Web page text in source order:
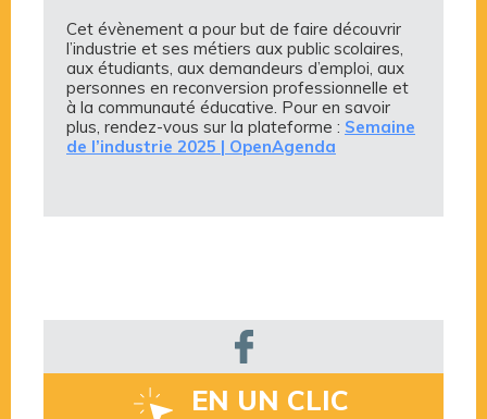
Cet évènement a pour but de faire découvrir
l’industrie et ses métiers aux public scolaires,
aux étudiants, aux demandeurs d’emploi, aux
personnes en reconversion professionnelle et
à la communauté éducative. Pour en savoir
plus, rendez-vous sur la plateforme : Semaine
de l’industrie 2025 | OpenAgenda
EN UN CLIC